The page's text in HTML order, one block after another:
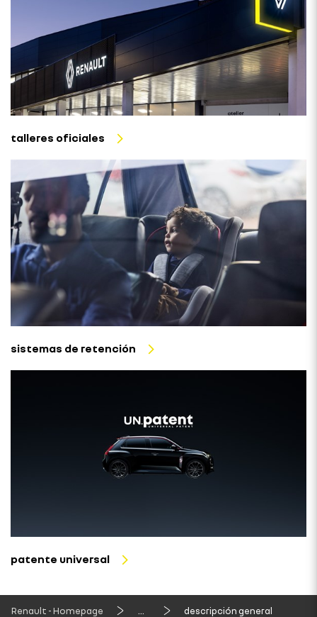
talleres oficiales
sistemas de retención
patente universal